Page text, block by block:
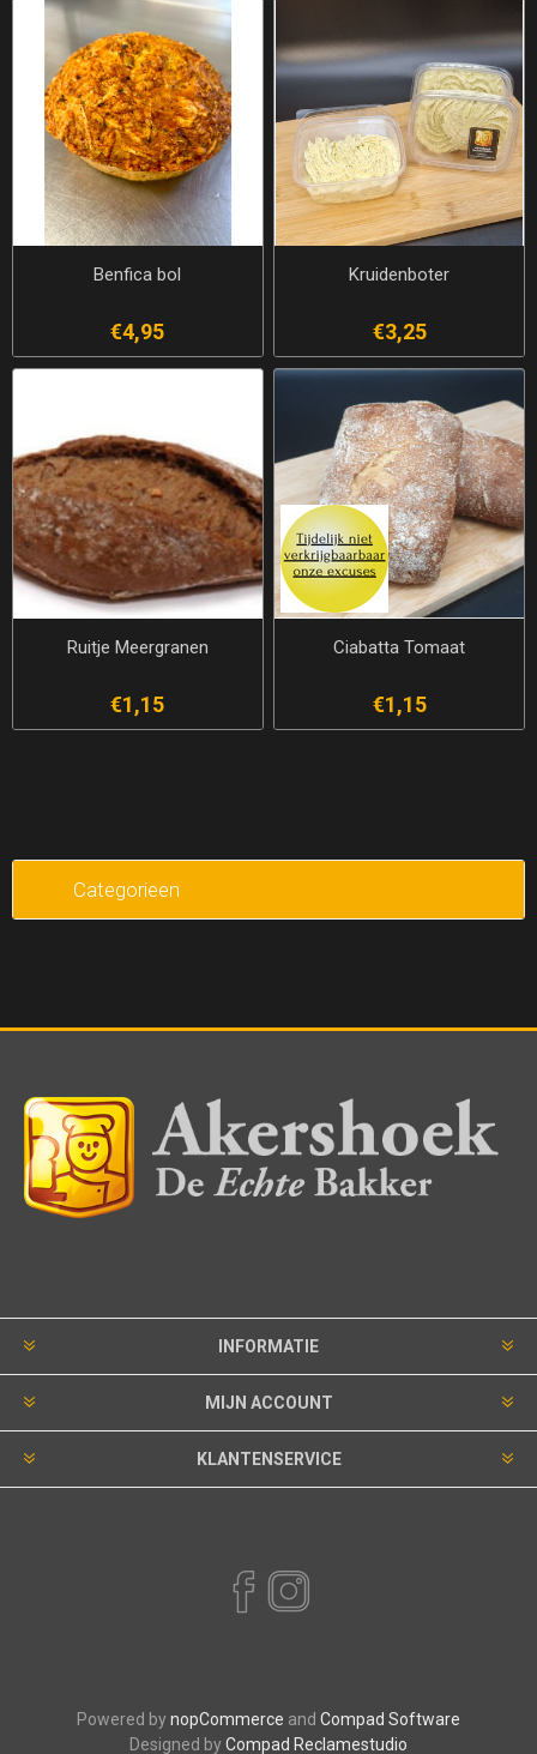
Benfica bol
€4,95
Kruidenboter
€3,25
Ruitje Meergranen
€1,15
Ciabatta Tomaat
€1,15
Categorieen
INFORMATIE
MIJN ACCOUNT
KLANTENSERVICE
Powered bynopCommerce and Compad Software
Designed byCompad Reclamestudio